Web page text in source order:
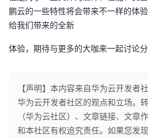
鹏云的一些特性将会带来不一样的体
给我们带来的全新
体验，期待与更多的大咖来一起讨论分
【声明】本内容来自华为云开发者
华为云开发者社区的观点和立场。
（华为云社区）、文章链接、文章
和本社区有权追究责任。如果您发